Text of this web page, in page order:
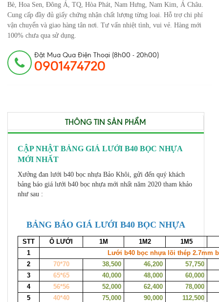
Bè, Hoa Sen, Đông Á, TQ, Hòa Phát, Nam Hưng, Nam Kim, Á Châu.
Cung cấp đầy đủ giấy chứng nhận chất lượng từng loại. Hỗ trợ chi phí
vận chuyển và giao hàng tân nơi. Tư vấn nhiệt tình, vui vẻ. Hàng mới
100% chưa qua sử dụng.
Đặt Mua Qua Điện Thoại (8h00 - 20h00)
0901474720
THÔNG TIN SẢN PHẨM
CẬP NHẬT BẢNG GIÁ LƯỚI B40 BỌC NHỰA
MỚI NHẤT
Xưởng đan lưới b40 bọc nhựa Bảo Khôi, gửi đến quý khách
bảng báo giá lưới b40 bọc nhựa mới nhất năm 2020 tham khảo
như sau :
BẢNG BÁO GIÁ LƯỚI B40 BỌC NHỰA
STT Ô LƯỚI 1M 1M2
1M5
1
Lưới b40 bọc nhựa lõi thép 2.7mm
2
70*70 38,500 46,200
57,750
3
65*65 40,000 48,000
60,000
4
56*56 52,000 62,400
78,000
5
40*40 75,000 90,000
112,500